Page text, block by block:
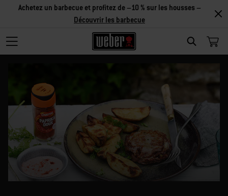
SEARCH
Achetez un barbecue et profitez de –10 % sur les housses –
Découvrir les barbecue